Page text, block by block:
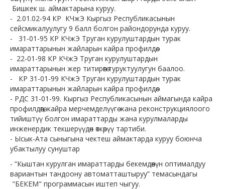
Жер титирөөгө туруктуу курулуштагы теориялык жана эксперименталдык
Имараттардын жана курулуштардын жер титирөөгө туруктуулугу бөлүмү
Курулуш конструкциялары жана материалдары бөлүмү
Бухгалтерия
Кадрлар бөлүмү
ИЛИМИЙ ИШ
Изилдөөлөрдүн натыйжалары
Имараттардын жана курулуштардын жер титирөөгө туруктуулугун баалоо
Курулуштагы иштеп жаткан Ченемдик-техникалык документтерди өркүндөтүү
Биздин иштеп чыгуулар
Бишкек ш. аймактарына куруу.
- 2.01.02-94 КР КЧжЭ Кыргыз Республикасынын
сейсмикалуулугу 9 балл болгон райондорунда куруу.
- 31-01-95 КР КЧжЭ Труган курулуштардын турак
имараттарынын жайларын кайра профилдөө.
- 22-01-98 КР КЧжЭ Труган курулуштардын
имараттарынын жер титирөөгө туруктуулугун баалоо.
- КР 31-01-99 КЧжЭ Труган курулуштардын турак
имараттарынын жайларын кайра профилдөө.
- РДС 31-01-99. Кыргыз Республикасынын аймагында кайра
профилдөөгө, кайра мерчемделүүгө жана реконструкциялоого
тийиштүү болгон имараттарды жана курулмаларды
инженердик текшерүүдөн өткөрүү тартиби.
- Ысык-Ата сыныгына чектеш аймактарда куруу боюнча
убактылуу сунуштар
- “Кыштан курулган имараттарды бекемдөөнүн оптималдуу
вариантын тандоону автоматташтыруу” темасындагы
"БЕКЕМ" программасын иштеп чыгуу.